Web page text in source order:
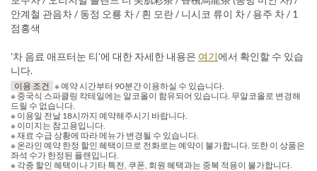
안계철 관음차 / 동정 오룡 차 / 흰 모란 / 니시코 류이 차 / 용주 차 / 1
점홍색
'차 음료 애프터눈 티'에 대한 자세한 내용은 여기에서 확인할 수 있습
니다.
이용 조건 ※ 예약 시간부터 90분간 이용하실 수 있습니다.
※ 중국식 스파클링 칵테일에는 알코올이 함유되어 있습니다. 무알코올로 변경해
드릴 수 없습니다.
※ 이용일 전날 18시까지 예약해주시기 바랍니다.
※ 이미지는 참고용입니다.
※ 재료 수급 상황에 따라 메뉴가 변경될 수 있습니다.
※ 온라인 예약 한정 할인 혜택이므로 전화로는 예약이 불가합니다. 또한 이 상품은
좌석 수가 한정된 플랜입니다.
※ 각종 할인 혜택이나 기타 특전, 쿠폰, 회원 혜택과는 중복 적용이 불가합니다.